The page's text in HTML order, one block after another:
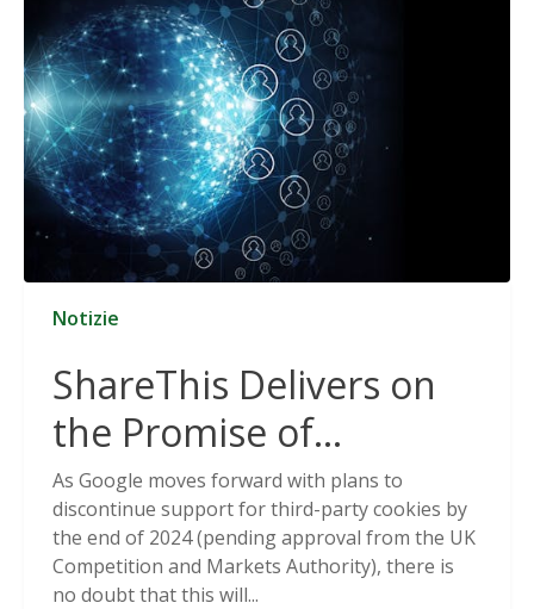
Notizie
ShareThis Delivers on
the Promise of
Cookieless Data
Solutions
As Google moves forward with plans to
discontinue support for third-party cookies by
the end of 2024 (pending approval from the UK
Competition and Markets Authority), there is
no doubt that this will...